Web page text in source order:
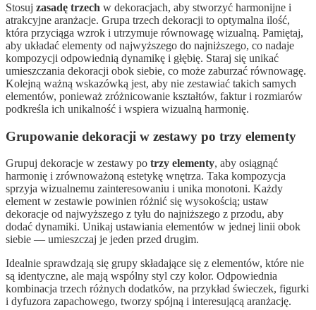
Stosuj zasadę trzech w dekoracjach, aby stworzyć harmonijne i
atrakcyjne aranżacje. Grupa trzech dekoracji to optymalna ilość,
która przyciąga wzrok i utrzymuje równowagę wizualną. Pamiętaj,
aby układać elementy od najwyższego do najniższego, co nadaje
kompozycji odpowiednią dynamikę i głębię. Staraj się unikać
umieszczania dekoracji obok siebie, co może zaburzać równowagę.
Kolejną ważną wskazówką jest, aby nie zestawiać takich samych
elementów, ponieważ zróżnicowanie kształtów, faktur i rozmiarów
podkreśla ich unikalność i wspiera wizualną harmonię.
Grupowanie dekoracji w zestawy po trzy elementy
Grupuj dekoracje w zestawy po trzy elementy, aby osiągnąć
harmonię i zrównoważoną estetykę wnętrza. Taka kompozycja
sprzyja wizualnemu zainteresowaniu i unika monotoni. Każdy
element w zestawie powinien różnić się wysokością; ustaw
dekoracje od najwyższego z tyłu do najniższego z przodu, aby
dodać dynamiki. Unikaj ustawiania elementów w jednej linii obok
siebie — umieszczaj je jeden przed drugim.
Idealnie sprawdzają się grupy składające się z elementów, które nie
są identyczne, ale mają wspólny styl czy kolor. Odpowiednia
kombinacja trzech różnych dodatków, na przykład świeczek, figurki
i dyfuzora zapachowego, tworzy spójną i interesującą aranżację.